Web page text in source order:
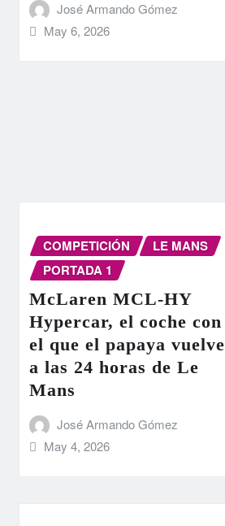
José Armando Gómez
May 6, 2026
COMPETICIÓN
LE MANS
PORTADA 1
McLaren MCL-HY
Hypercar, el coche con
el que el papaya vuelve
a las 24 horas de Le
Mans
José Armando Gómez
May 4, 2026